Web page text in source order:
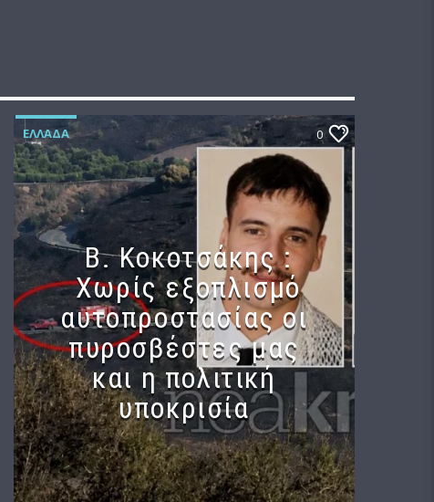
ΕΛΛΆΔΑ 0
Β. Κοκοτσάκης :
Χωρίς εξοπλισμό
αυτοπροστασίας οι
πυροσβέστες μας
και η πολιτική
υποκρισία